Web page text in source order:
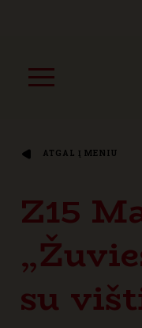
ATGAL Į MENIU
Z15
su